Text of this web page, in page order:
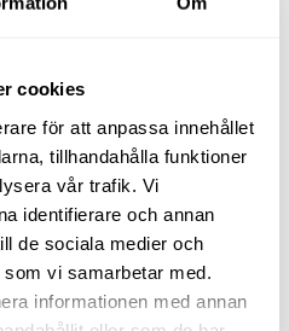
cookies
för att anpassa innehållet
tillhandahålla funktioner
vår trafik. Vi
identifierare och annan
de sociala medier och
vi samarbetar med.
informationen med annan
ekparkett. Alla
om huset ligger
med många soltimmar
utanför och carport
och naturen där
och härlig
är huset för dej som
redan renoverat och fint